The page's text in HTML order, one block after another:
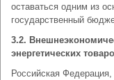
оставаться одним из
государственный
3.2.
энергетических
Российская